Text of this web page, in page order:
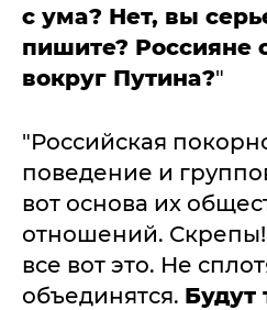
с ума? Нет, вы
пишите? Россияне
вокруг Путина?"
"Российская
поведение и
вот основа их
отношений.
все вот это. Не
объединятся. Будут